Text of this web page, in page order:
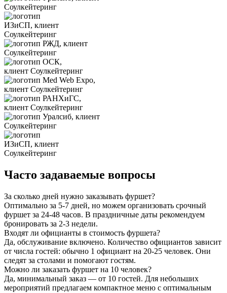
Часто задаваемые вопросы
За сколько дней нужно заказывать фуршет?
Оптимально за 5-7 дней, но можем организовать срочный
фуршет за 24-48 часов. В праздничные даты рекомендуем
бронировать за 2-3 недели.
Входят ли официанты в стоимость фуршета?
Да, обслуживание включено. Количество официантов зависит
от числа гостей: обычно 1 официант на 20-25 человек. Они
следят за столами и помогают гостям.
Можно ли заказать фуршет на 10 человек?
Да, минимальный заказ — от 10 гостей. Для небольших
мероприятий предлагаем компактное меню с оптимальным